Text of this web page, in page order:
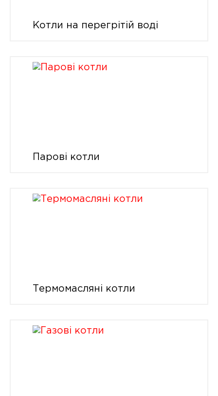
Котли на перегрітій воді
Парові котли
Термомасляні котли